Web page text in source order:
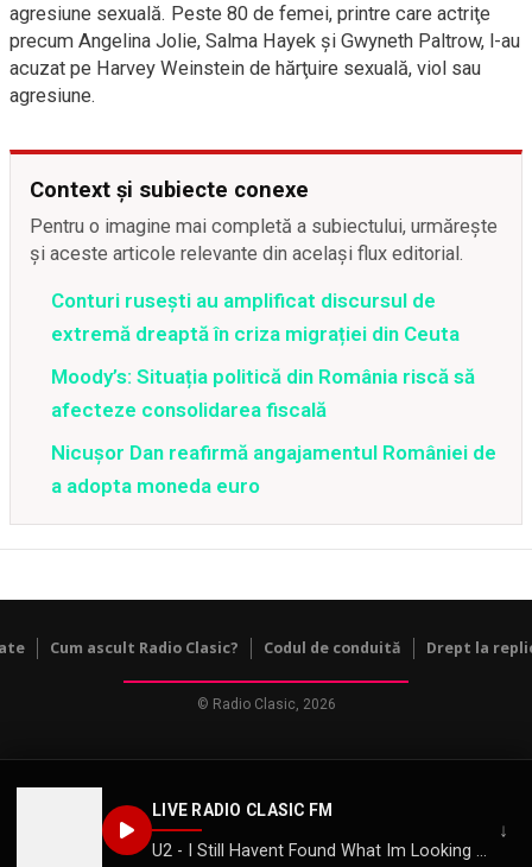
LIVE RADIO CLASIC FM
U2 - I Still Havent Found What Im Looking For
↓
agresiune sexuală. Peste 80 de femei, printre care actriţe
precum Angelina Jolie, Salma Hayek şi Gwyneth Paltrow, l-au
acuzat pe Harvey Weinstein de hărţuire sexuală, viol sau
agresiune.
Context și subiecte conexe
Pentru o imagine mai completă a subiectului, urmărește
și aceste articole relevante din același flux editorial.
Conturi rusești au amplificat discursul de
extremă dreaptă în criza migrației din Ceuta
Moody’s: Situația politică din România riscă să
afecteze consolidarea fiscală
Nicușor Dan reafirmă angajamentul României de
a adopta moneda euro
Cum ascult Radio Clasic? Codul de conduită Drept la
© Radio Clasic, 2026